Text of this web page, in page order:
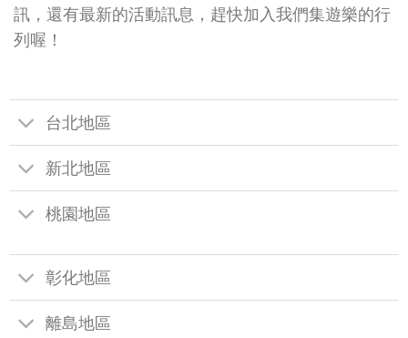
訊，還有最新的活動訊息，趕快加入我們集遊樂的行
列喔！
台北地區
新北地區
桃園地區
彰化地區
離島地區